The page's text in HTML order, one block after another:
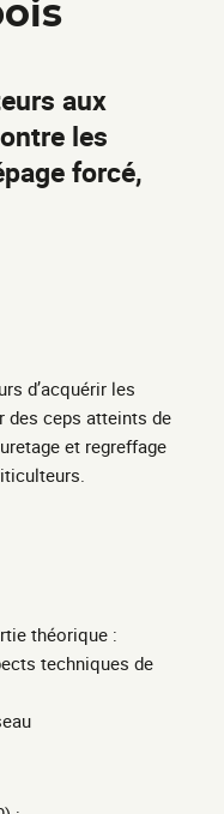
aux
les
forcé,
d’acquérir les
des ceps atteints de
et regreffage
théorique :
techniques de